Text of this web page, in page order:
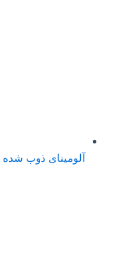
آلومینای ذوب